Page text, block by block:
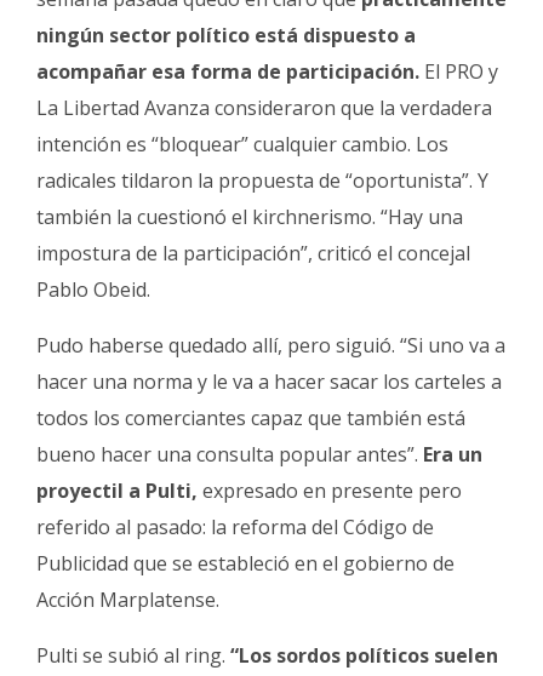
ningún sector político está dispuesto a
acompañar esa forma de participación. El PRO y
La Libertad Avanza consideraron que la verdadera
intención es “bloquear” cualquier cambio. Los
radicales tildaron la propuesta de “oportunista”. Y
también la cuestionó el kirchnerismo. “Hay una
impostura de la participación”, criticó el concejal
Pablo Obeid.
Pudo haberse quedado allí, pero siguió. “Si uno va a
hacer una norma y le va a hacer sacar los carteles a
todos los comerciantes capaz que también está
bueno hacer una consulta popular antes”. Era un
proyectil a Pulti, expresado en presente pero
referido al pasado: la reforma del Código de
Publicidad que se estableció en el gobierno de
Acción Marplatense.
Pulti se subió al ring. “Los sordos políticos suelen